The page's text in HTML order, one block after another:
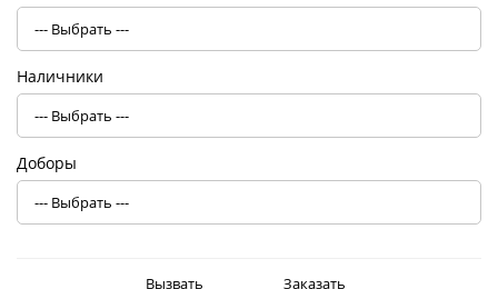
Наличники
Доборы
Вызвать
Заказать